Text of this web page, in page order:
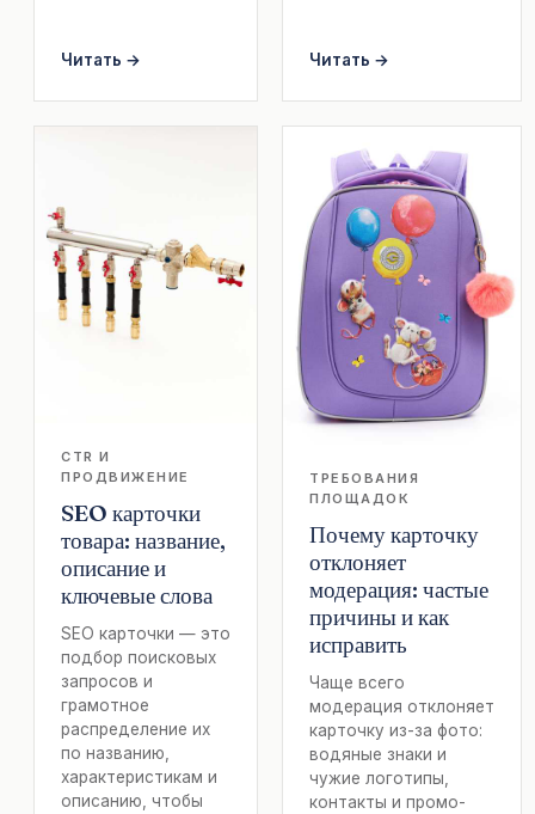
Читать → Читать →
CTR И
ПРОДВИЖЕНИЕ
SEO карточки
товара: название,
описание и
ключевые слова
SEO карточки — это
подбор поисковых
запросов и
грамотное
распределение их
по названию,
характеристикам и
описанию, чтобы
ТРЕБОВАНИЯ
ПЛОЩАДОК
Почему карточку
отклоняет
модерация: частые
причины и как
исправить
Чаще всего
модерация отклоняет
карточку из-за фото:
водяные знаки и
чужие логотипы,
контакты и промо-